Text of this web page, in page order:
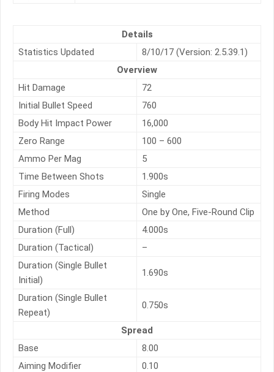
Details
Statistics Updated
8/10/17 (Version: 2.5.39.1)
Overview
Hit Damage
72
Initial Bullet Speed
760
Body Hit Impact Power
16,000
Zero Range
100 – 600
Ammo Per Mag
5
Time Between Shots
1.900s
Firing Modes
Single
Method
One by One, Five-Round Clip
Duration (Full)
4.000s
Duration (Tactical)
–
Duration (Single Bullet
Initial)
1.690s
Duration (Single Bullet
Repeat)
0.750s
Spread
Base
8.00
Aiming Modifier
0.10